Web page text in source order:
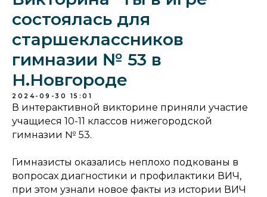
состоялась для
старшеклассников
гимназии № 53 в
Н.Новгороде
2024-09-30 15:01
В интерактивной викторине приняли участие
учащиеся 10-11 классов нижегородской
гимназии № 53.
Гимназисты оказались неплохо подкованы в
вопросах диагностики и профилактики ВИЧ,
при этом узнали новое факты из истории ВИЧ